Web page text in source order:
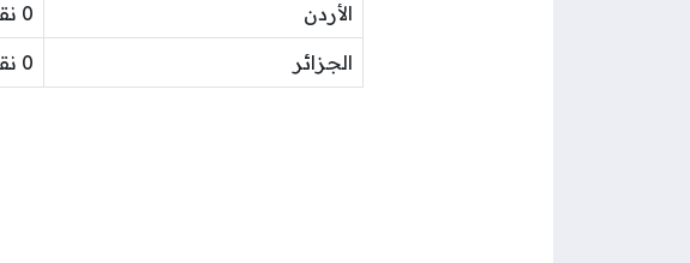
الأردن 0 نقطة
الجزائر 0 نقطة